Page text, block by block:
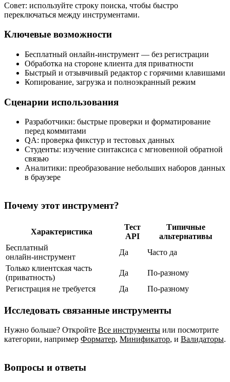
Совет: используйте строку поиска, чтобы быстро
переключаться между инструментами.
Ключевые возможности
Бесплатный онлайн‑инструмент — без регистрации
Обработка на стороне клиента для приватности
Быстрый и отзывчивый редактор с горячими клавишами
Копирование, загрузка и полноэкранный режим
Сценарии использования
Разработчики: быстрые проверки и форматирование
перед коммитами
QA: проверка фикстур и тестовых данных
Студенты: изучение синтаксиса с мгновенной обратной
связью
Аналитики: преобразование небольших наборов данных
в браузере
Почему этот инструмент?
Характеристика
Тест
API
Типичные
альтернативы
Бесплатный
онлайн‑инструмент
Да
Часто да
Только клиентская часть
(приватность)
Да
По‑разному
Регистрация не требуется
Да По‑разному
Исследовать связанные инструменты
Нужно больше? Откройте Все инструменты или посмотрите
категории, например Форматер, Минификатор, и Валидаторы.
Вопросы и ответы